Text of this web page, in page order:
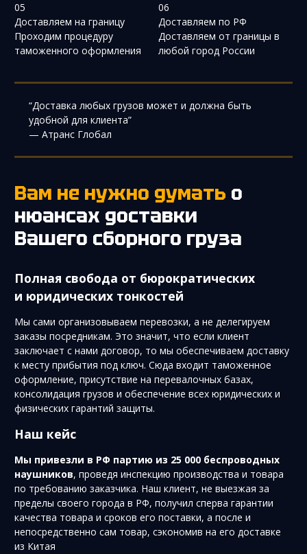
05
Доставляем на границу
Проходим процедуру
таможенного оформления
06
Доставляем по РФ
Доставляем от границы в
любой город России
“Доставка любых грузов может и должна быть
удобной для клиента”
— Атранс Глобал
Вам не нужно думать о
нюансах доставки
Вашего сборного груза
Полная свобода от бюрократических
и юридических тонкостей
Мы сами организовываем перевозки, а не делегируем
заказы посредникам. Это значит, что если клиент
заключает с нами договор, то мы обеспечиваем доставку
к месту прибытия под ключ. Сюда входит таможенное
оформление, присутствие на перевалочных базах,
консолидация грузов и обеспечение всех юридических и
физических гарантий защиты.
Наш кейс
Мы привезли в РФ партию из 25 000 беспроводных
наушников, проведя инспекцию производства и товара
по требованию заказчика. Наш клиент, не выезжая за
пределы своего города в РФ, получил сперва гарантии
качества товара и сроков его поставки, а после и
непосредственно сам товар, сэкономив на его доставке
из Китая